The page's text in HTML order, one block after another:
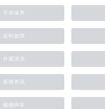
手表保养
走时故障
外观清洗
新闻资讯
磕碰摔坏